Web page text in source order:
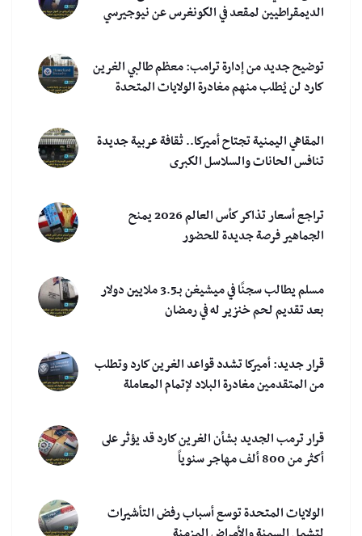
الديمقراطيين لمقعد في الكونغرس عن نيوجيرسي
توضيح جديد من إدارة ترامب: معظم طالبي الغرين
كارد لن يُطلب منهم مغادرة الولايات المتحدة
المقاهي اليمنية تجتاح أميركا.. ثقافة عربية جديدة
تنافس الحانات والسلاسل الكبرى
تراجع أسعار تذاكر كأس العالم 2026 يمنح
الجماهير فرصة جديدة للحضور
مسلم يطالب سجنًا في ميشيغن بـ3.5 ملايين دولار
بعد تقديم لحم خنزير له في رمضان
قرار جديد: أميركا تشدد قواعد الغرين كارد وتطلب
من المتقدمين مغادرة البلاد لإتمام المعاملة
قرار ترمب الجديد بشأن الغرين كارد قد يؤثر على
أكثر من 800 ألف مهاجر سنوياً
الولايات المتحدة توسع أسباب رفض التأشيرات